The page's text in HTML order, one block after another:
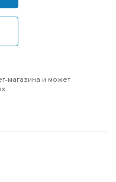
магазина и может